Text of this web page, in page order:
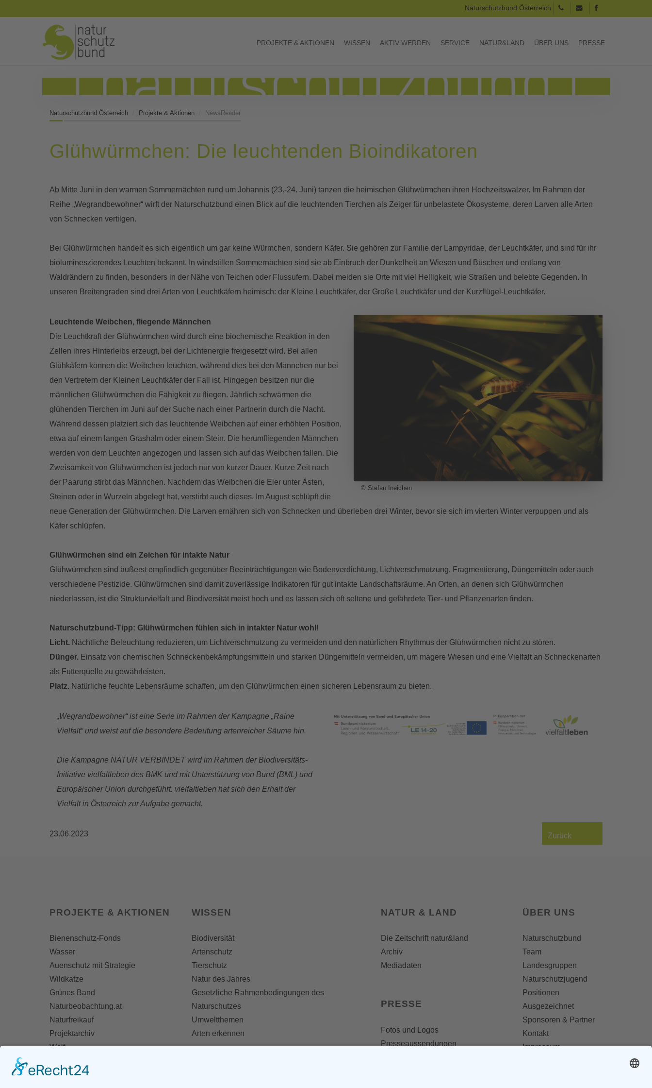
Naturschutzbund Österreich
PROJEKTE & AKTIONEN WISSEN AKTIV WERDEN SERVICE NATUR&LAND ÜBER UNS PRESSE
Naturschutzbund Österreich Projekte & Aktionen NewsReader
Glühwürmchen: Die leuchtenden Bioindikatoren
Ab Mitte Juni in den warmen Sommernächten rund um Johannis (23.-24. Juni) tanzen die heimischen Glühwürmchen ihren Hochzeitswalzer. Im Rahmen der
Reihe „Wegrandbewohner“ wirft der Naturschutzbund einen Blick auf die leuchtenden Tierchen als Zeiger für unbelastete Ökosysteme, deren Larven alle Arten
von Schnecken vertilgen.
Bei Glühwürmchen handelt es sich eigentlich um gar keine Würmchen, sondern Käfer. Sie gehören zur Familie der Lampyridae, der Leuchtkäfer, und sind für ihr
biolumineszierendes Leuchten bekannt. In windstillen Sommernächten sind sie ab Einbruch der Dunkelheit an Wiesen und Büschen und entlang von
Waldrändern zu finden, besonders in der Nähe von Teichen oder Flussufern. Dabei meiden sie Orte mit viel Helligkeit, wie Straßen und belebte Gegenden. In
unseren Breitengraden sind drei Arten von Leuchtkäfern heimisch: der Kleine Leuchtkäfer, der Große Leuchtkäfer und der Kurzflügel-Leuchtkäfer.
© Stefan Ineichen
Leuchtende Weibchen, fliegende Männchen
Die Leuchtkraft der Glühwürmchen wird durch eine biochemische Reaktion in den
Zellen ihres Hinterleibs erzeugt, bei der Lichtenergie freigesetzt wird. Bei allen
Glühkäfern können die Weibchen leuchten, während dies bei den Männchen nur bei
den Vertretern der Kleinen Leuchtkäfer der Fall ist. Hingegen besitzen nur die
männlichen Glühwürmchen die Fähigkeit zu fliegen. Jährlich schwärmen die
glühenden Tierchen im Juni auf der Suche nach einer Partnerin durch die Nacht.
Während dessen platziert sich das leuchtende Weibchen auf einer erhöhten Position,
etwa auf einem langen Grashalm oder einem Stein. Die herumfliegenden Männchen
werden von dem Leuchten angezogen und lassen sich auf das Weibchen fallen. Die
Zweisamkeit von Glühwürmchen ist jedoch nur von kurzer Dauer. Kurze Zeit nach
der Paarung stirbt das Männchen. Nachdem das Weibchen die Eier unter Ästen,
Steinen oder in Wurzeln abgelegt hat, verstirbt auch dieses. Im August schlüpft die
neue Generation der Glühwürmchen. Die Larven ernähren sich von Schnecken und überleben drei Winter, bevor sie sich im vierten Winter verpuppen und als
Käfer schlüpfen.
Glühwürmchen sind ein Zeichen für intakte Natur
Glühwürmchen sind äußerst empfindlich gegenüber Beeinträchtigungen wie Bodenverdichtung, Lichtverschmutzung, Fragmentierung, Düngemitteln oder auch
verschiedene Pestizide. Glühwürmchen sind damit zuverlässige Indikatoren für gut intakte Landschaftsräume. An Orten, an denen sich Glühwürmchen
niederlassen, ist die Strukturvielfalt und Biodiversität meist hoch und es lassen sich oft seltene und gefährdete Tier- und Pflanzenarten finden.
Naturschutzbund-Tipp: Glühwürmchen fühlen sich in intakter Natur wohl!
Licht. Nächtliche Beleuchtung reduzieren, um Lichtverschmutzung zu vermeiden und den natürlichen Rhythmus der Glühwürmchen nicht zu stören.
Dünger. Einsatz von chemischen Schneckenbekämpfungsmitteln und starken Düngemitteln vermeiden, um magere Wiesen und eine Vielfalt an Schneckenarten
als Futterquelle zu gewährleisten.
Platz. Natürliche feuchte Lebensräume schaffen, um den Glühwürmchen einen sicheren Lebensraum zu bieten.
„Wegrandbewohner“ ist eine Serie im Rahmen der Kampagne „Raine
Vielfalt“ und weist auf die besondere Bedeutung artenreicher Säume hin.
Die Kampagne NATUR VERBINDET wird im Rahmen der Biodiversitäts-
Initiative vielfaltleben des BMK und mit Unterstützung von Bund (BML) und
Europäischer Union durchgeführt. vielfaltleben hat sich den Erhalt der
Vielfalt in Österreich zur Aufgabe gemacht.
23.06.2023 Zurück
PROJEKTE & AKTIONEN
Bienenschutz-Fonds
Wasser
Auenschutz mit Strategie
Wildkatze
Grünes Band
Naturbeobachtung.at
Naturfreikauf
Projektarchiv
Wolf
WISSEN
Biodiversität
Artenschutz
Tierschutz
Natur des Jahres
Gesetzliche Rahmenbedingungen des
Naturschutzes
Umweltthemen
Arten erkennen
NATUR & LAND
Die Zeitschrift natur&land
Archiv
Mediadaten
PRESSE
Fotos und Logos
Presseaussendungen
ÜBER UNS
Naturschutzbund
Team
Landesgruppen
Naturschutzjugend
Positionen
Ausgezeichnet
Sponsoren & Partner
Kontakt
Impressum